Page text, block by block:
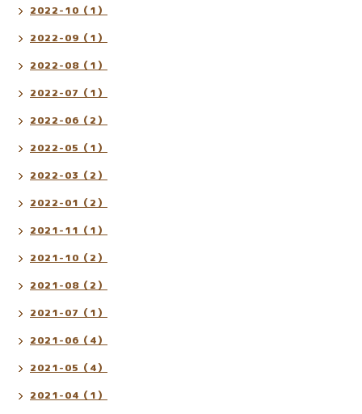
2022-10（1）
2022-09（1）
2022-08（1）
2022-07（1）
2022-06（2）
2022-05（1）
2022-03（2）
2022-01（2）
2021-11（1）
2021-10（2）
2021-08（2）
2021-07（1）
2021-06（4）
2021-05（4）
2021-04（1）